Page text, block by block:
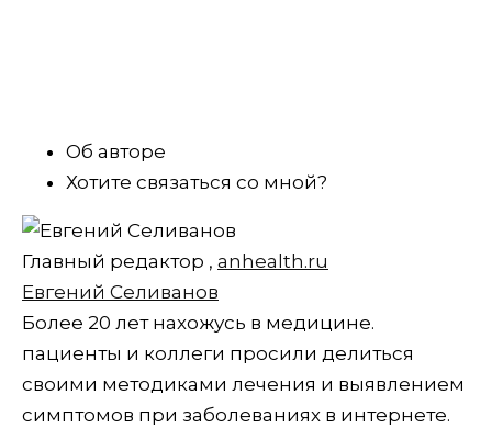
Об авторе
Хотите связаться со мной?
Главный редактор , anhealth.ru
Евгений Селиванов
Более 20 лет нахожусь в медицине.
пациенты и коллеги просили делиться
своими методиками лечения и выявлением
симптомов при заболеваниях в интернете.